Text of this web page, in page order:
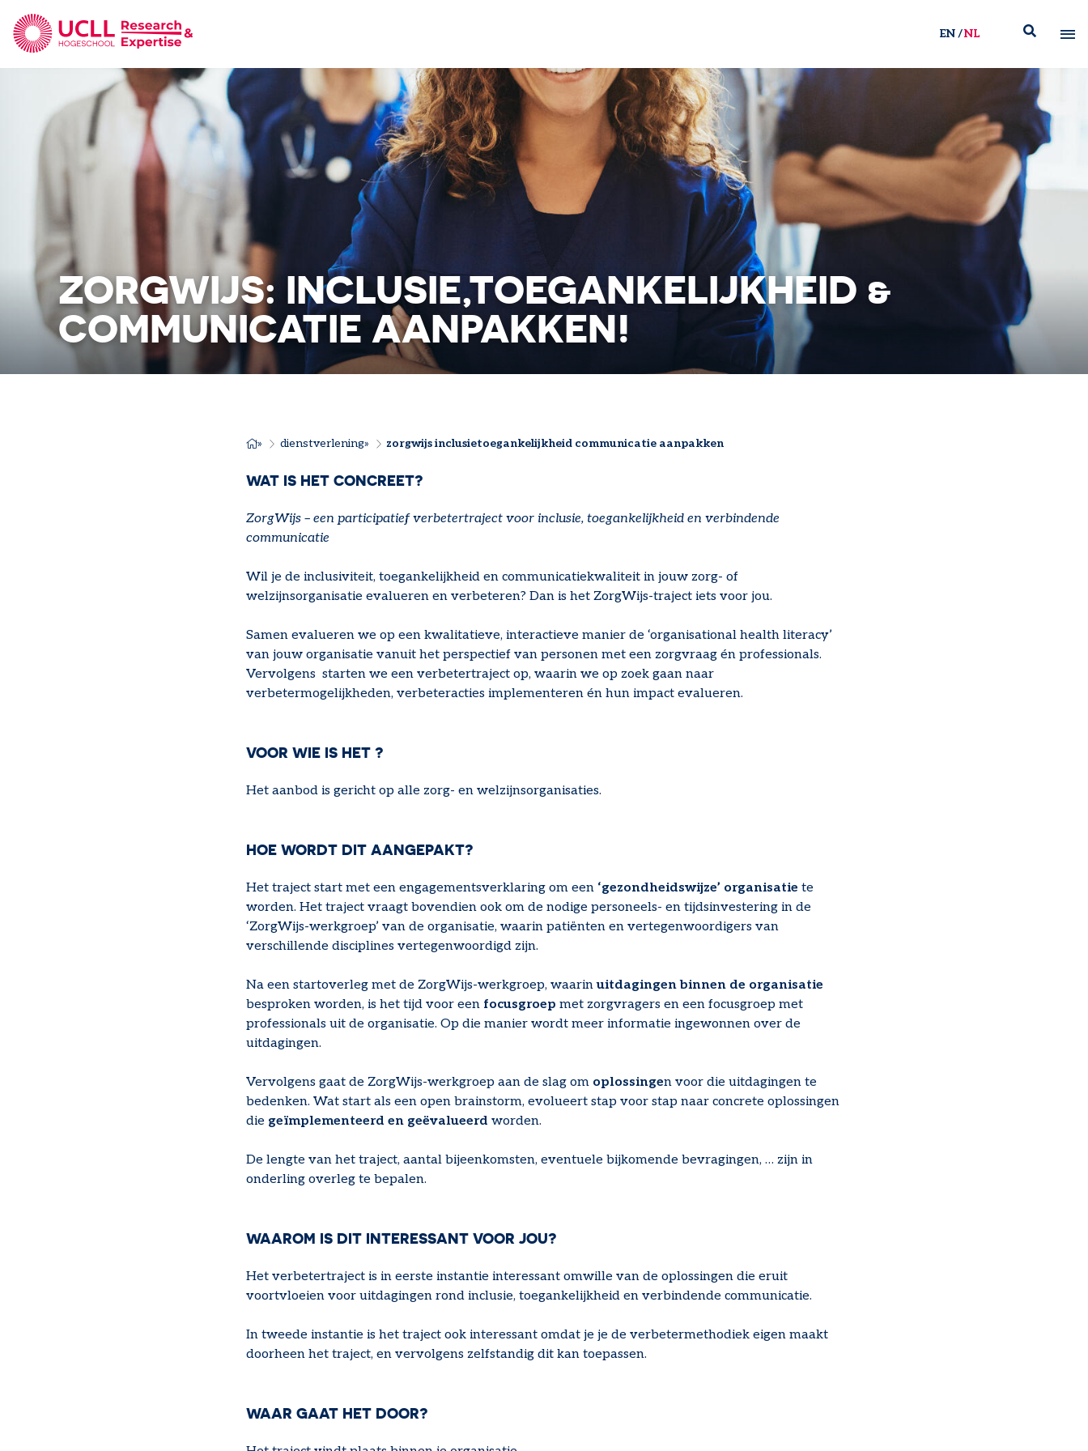
UCLL Research & Expertise
EN NL
ZORGWIJS: INCLUSIE,TOEGANKELIJKHEID &
COMMUNICATIE AANPAKKEN!
KRUIMELPAD
dienstverlening zorgwijs inclusietoegankelijkheid communicatie aanpakken
WAT IS HET CONCREET?
ZorgWijs – een participatief verbetertraject voor inclusie, toegankelijkheid en verbindende
communicatie
Wil je de inclusiviteit, toegankelijkheid en communicatiekwaliteit in jouw zorg- of
welzijnsorganisatie evalueren en verbeteren? Dan is het ZorgWijs-traject iets voor jou.
Samen evalueren we op een kwalitatieve, interactieve manier de ‘organisational health literacy’
van jouw organisatie vanuit het perspectief van personen met een zorgvraag én professionals.
Vervolgens starten we een verbetertraject op, waarin we op zoek gaan naar
verbetermogelijkheden, verbeteracties implementeren én hun impact evalueren.
VOOR WIE IS HET ?
Het aanbod is gericht op alle zorg- en welzijnsorganisaties.
HOE WORDT DIT AANGEPAKT?
Het traject start met een engagementsverklaring om een ‘gezondheidswijze’ organisatie te
worden. Het traject vraagt bovendien ook om de nodige personeels- en tijdsinvestering in de
‘ZorgWijs-werkgroep’ van de organisatie, waarin patiënten en vertegenwoordigers van
verschillende disciplines vertegenwoordigd zijn.
Na een startoverleg met de ZorgWijs-werkgroep, waarinuitdagingen binnen de organisatie
besproken worden, is het tijd voor een focusgroep met zorgvragers en een focusgroep met
professionals uit de organisatie. Op die manier wordt meer informatie ingewonnen over de
uitdagingen.
Vervolgens gaat de ZorgWijs-werkgroep aan de slag om oplossingen voor die uitdagingen te
bedenken. Wat start als een open brainstorm, evolueert stap voor stap naar concrete oplossingen
die geïmplementeerd en geëvalueerd worden.
De lengte van het traject, aantal bijeenkomsten, eventuele bijkomende bevragingen, … zijn in
onderling overleg te bepalen.
WAAROM IS DIT INTERESSANT VOOR JOU?
Het verbetertraject is in eerste instantie interessant omwille van de oplossingen die eruit
voortvloeien voor uitdagingen rond inclusie, toegankelijkheid en verbindende communicatie.
In tweede instantie is het traject ook interessant omdat je je de verbetermethodiek eigen maakt
doorheen het traject, en vervolgens zelfstandig dit kan toepassen.
WAAR GAAT HET DOOR?